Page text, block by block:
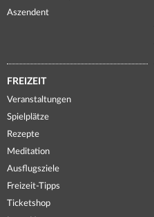
Aszendent
FREIZEIT
Veranstaltungen
Spielplätze
Rezepte
Meditation
Ausflugsziele
Freizeit-Tipps
Ticketshop